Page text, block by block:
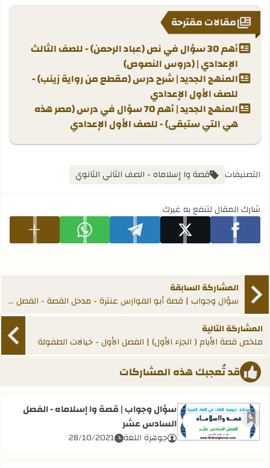
مقالات مقترحة
أهم 30 سؤال في نص (عباد الرحمن) - للصف الثالث
الإعدادي | (دروس النصوص)
المنهج الجديد | شرح درس (مقطع من رواية زينب) -
للصف الأول الإعدادي
المنهج الجديد | أهم 70 سؤال في درس (مصر هذه
هي التي ستبقى) - للصف الأول الإعدادي
التصنيفات قصة وا إسلاماه - الصف الثاني الثانوي
شارك المقال لتنفع به غيرك
شارك على facebook
شارك على x شارك على telegram شارك على whatsapp عرض
المشاركة السابقة
سؤال وجواب | قصة أبو الفوارس عنترة - مدخل القصة - الفصل الدراسي الأول
المشاركة التالية
ملخص قصة الأيام ( الجزء الأول) | الفصل الأول - خيالات الطفولة
قد تُعجبك هذه المشاركات
أضف إلى العلامات المرجعية
اقرأ المزيد عن سؤال وجواب | قصة وا إسلاماه - الفصل
سؤال وجواب | قصة وا إسلاماه - الفصل
السادس عشر
جوهرة اللغة 28/10/2021